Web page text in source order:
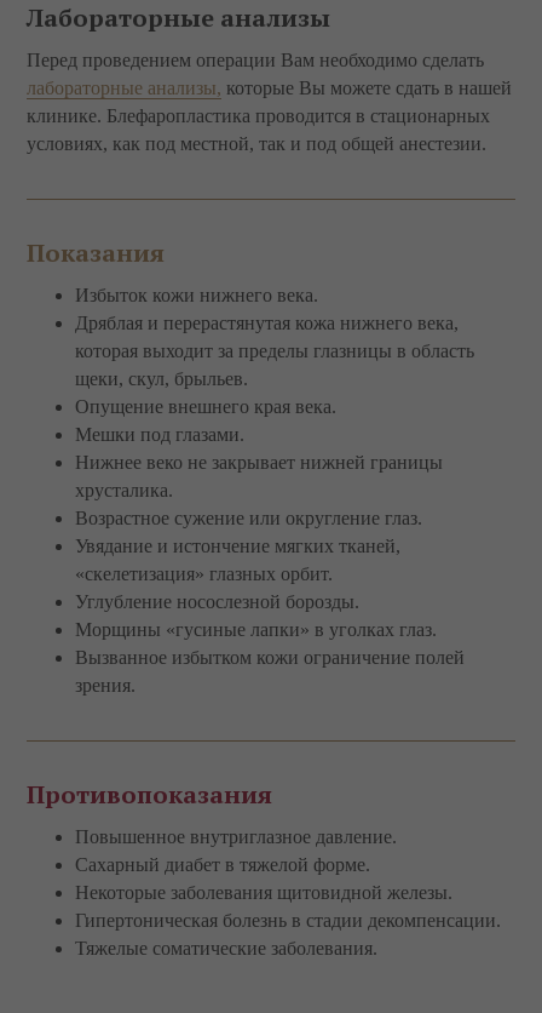
Лабораторные анализы
Перед проведением операции Вам необходимо сделать
лабораторные анализы, которые Вы можете сдать в нашей
клинике. Блефаропластика проводится в стационарных
условиях, как под местной, так и под общей анестезии.
Показания
Избыток кожи нижнего века.
Дряблая и перерастянутая кожа нижнего века,
которая выходит за пределы глазницы в область
щеки, скул, брыльев.
Опущение внешнего края века.
Мешки под глазами.
Нижнее веко не закрывает нижней границы
хрусталика.
Возрастное сужение или округление глаз.
Увядание и истончение мягких тканей,
«скелетизация» глазных орбит.
Углубление носослезной борозды.
Морщины «гусиные лапки» в уголках глаз.
Вызванное избытком кожи ограничение полей
зрения.
Противопоказания
Повышенное внутриглазное давление.
Сахарный диабет в тяжелой форме.
Некоторые заболевания щитовидной железы.
Гипертоническая болезнь в стадии декомпенсации.
Тяжелые соматические заболевания.